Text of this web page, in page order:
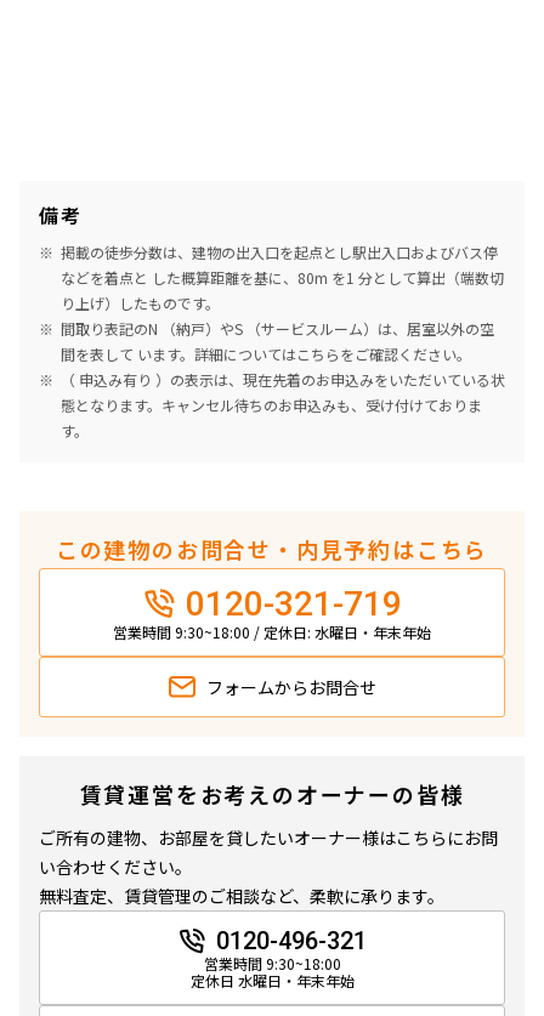
備考
掲載の徒歩分数は、建物の出入口を起点とし駅出入口およびバス停
などを着点と した概算距離を基に、80m を1 分として算出（端数切
り上げ）したものです。
間取り表記のN （納戸）やS （サービスルーム）は、居室以外の空
間を表して います。詳細についてはこちらをご確認ください。
（ 申込み有り ）の表示は、現在先着のお申込みをいただいている状
態となります。キャンセル待ちのお申込みも、受け付けておりま
す。
この建物のお問合せ・内見予約はこちら
0120-321-719
営業時間 9:30~18:00 / 定休日: 水曜日・年末年始
フォームから お問合せ
賃貸運営をお考えのオーナーの皆様
ご所有の建物、お部屋を貸したいオーナー様はこちらにお問
い合わせください。
無料査定、賃貸管理のご相談など、柔軟に承ります。
0120-496-321
営業時間 9:30~18:00
定休日 水曜日・年末年始